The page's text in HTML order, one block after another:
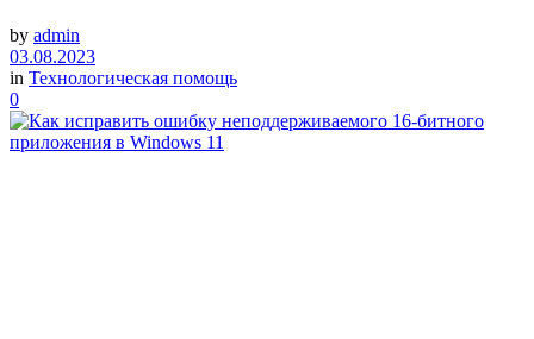
by admin
03.08.2023
in Технологическая помощь
0